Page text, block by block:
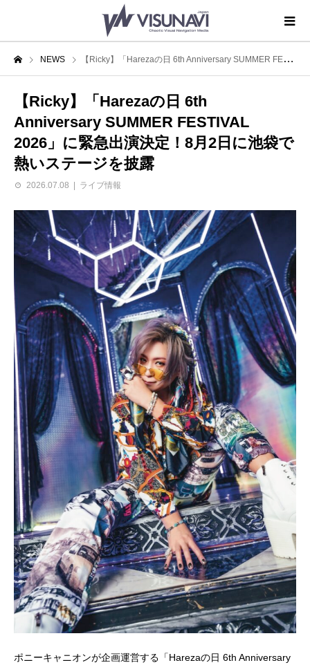
NEWS 【Ricky】「Harezaの日 6th Anniversary SUMMER FESTIVAL 2026」に緊急出演決定！8月2日に池袋で熱いステージを披露
【Ricky】「Harezaの日 6th
Anniversary SUMMER FESTIVAL
2026」に緊急出演決定！8月2日に池袋で
熱いステージを披露
2026.07.08 ライブ情報
ポニーキャニオンが企画運営する「Harezaの日 6th Anniversary